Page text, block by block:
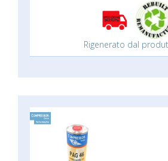
Rigenerato dal